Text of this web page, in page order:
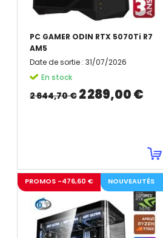
PC GAMER ODIN RTX 5070Ti R7
AM5
Date de sortie : 31/07/2026
En stock
2 644,70 € 2 289,00 €
PROMOS -476,60 € NOUVEAUTÉS